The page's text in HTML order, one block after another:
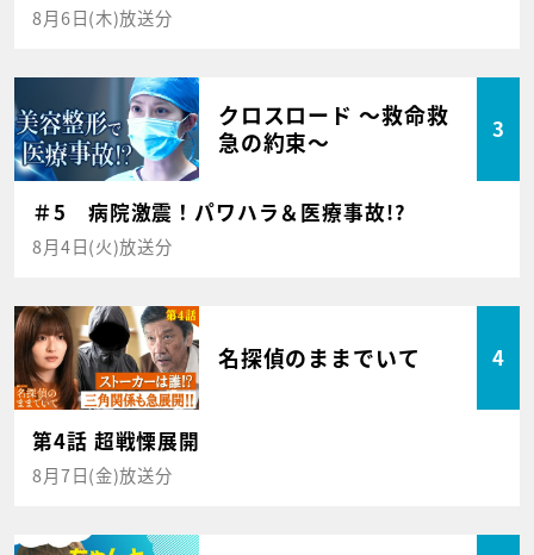
8月6日(木)放送分
クロスロード ～救命救
急の約束～
3
＃5 病院激震！パワハラ＆医療事故!?
8月4日(火)放送分
名探偵のままでいて 4
第4話 超戦慄展開
8月7日(金)放送分